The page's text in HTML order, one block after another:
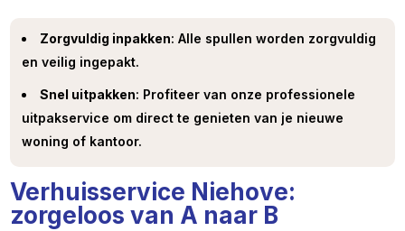
Zorgvuldig inpakken: Alle spullen worden zorgvuldig
en veilig ingepakt.
Snel uitpakken: Profiteer van onze professionele
uitpakservice om direct te genieten van je nieuwe
woning of kantoor.
Verhuisservice Niehove:
zorgeloos van A naar B